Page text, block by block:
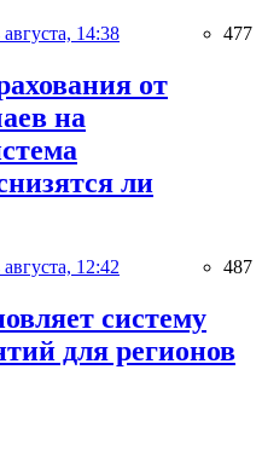
августа, 14:38 477
от
на
ли
августа, 12:42 487
систему
для регионов